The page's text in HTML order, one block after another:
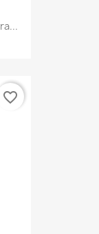
favorite_border